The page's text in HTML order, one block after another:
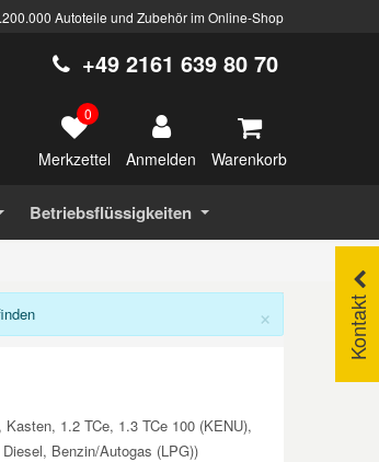
Autoteile und Zubehör im Online-Shop
+49 2161 639 80 70
0
Merkzettel Anmelden Warenkorb
Betriebsflüssigkeiten
Kontakt
×
1.2 TCe, 1.3 TCe 100 (KENU),
Benzin/Autogas (LPG))